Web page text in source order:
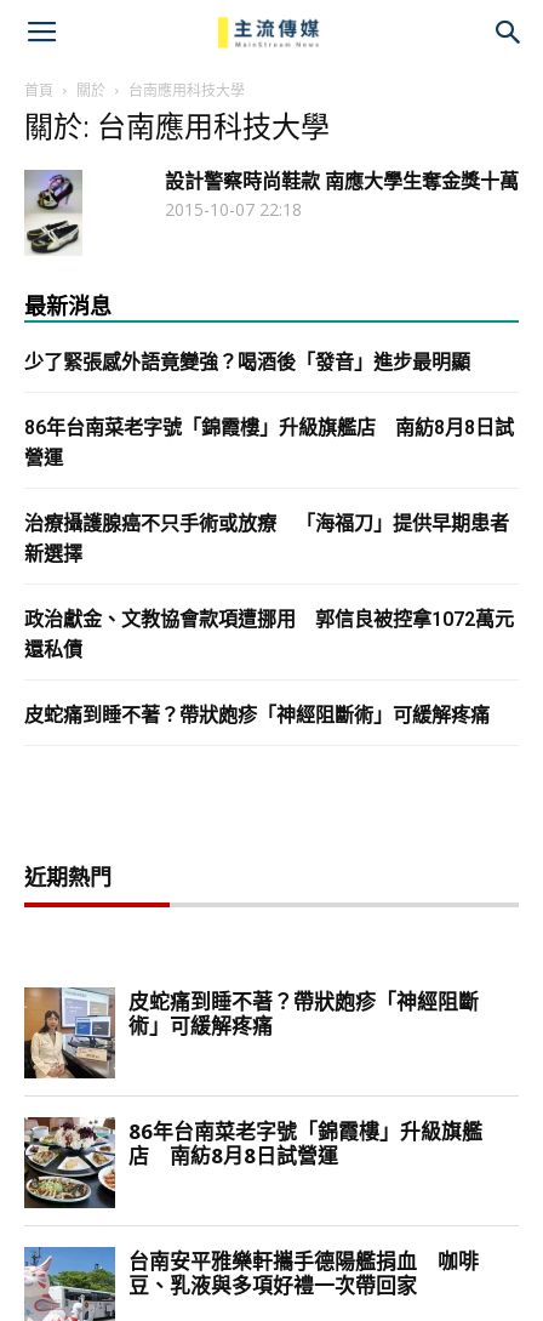
首頁 關於 台南應用科技大學
關於: 台南應用科技大學
設計警察時尚鞋款 南應大學生奪金獎十萬
2015-10-07 22:18
最新消息
少了緊張感外語竟變強？喝酒後「發音」進步最明顯
86年台南菜老字號「錦霞樓」升級旗艦店 南紡8月8日試
營運
治療攝護腺癌不只手術或放療 「海福刀」提供早期患者
新選擇
政治獻金、文教協會款項遭挪用 郭信良被控拿1072萬元
還私債
皮蛇痛到睡不著？帶狀皰疹「神經阻斷術」可緩解疼痛
近期熱門